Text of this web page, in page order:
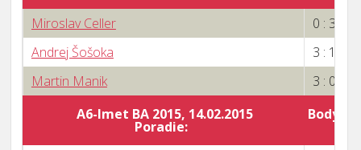
Miroslav Celler
0 : 3
Andrej Šošoka
3 : 1
Martin Manik
3 : 0
A6-Imet BA 2015, 14.02.2015
Poradie:
Body